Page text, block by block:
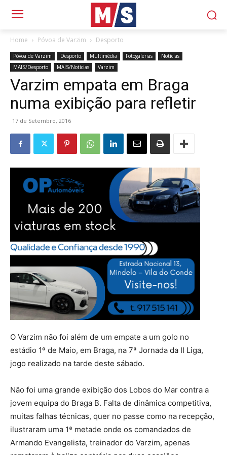
Home Póvoa de Varzim Desporto
Póvoa de Varzim Desporto Multimédia Fotogalerias
Notícias
MAIS/Desporto
MAIS/Notícias Varzim
Varzim empata em Braga
numa exibição para refletir
17 de Setembro, 2016
O Varzim não foi além de um empate a um golo no
estádio 1º de Maio, em Braga, na 7ª Jornada da II Liga,
jogo realizado na tarde deste sábado.
Não foi uma grande exibição dos Lobos do Mar contra a
jovem equipa do Braga B. Falta de dinâmica competitiva,
muitas falhas técnicas, quer no passe como na recepção,
ilustraram uma 1ª metade onde os comandados de
Armando Evangelista, treinador do Varzim, apenas